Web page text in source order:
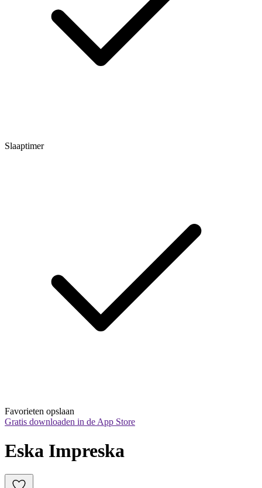
Slaaptimer
Favorieten opslaan
Gratis downloaden in de App Store
Eska Impreska